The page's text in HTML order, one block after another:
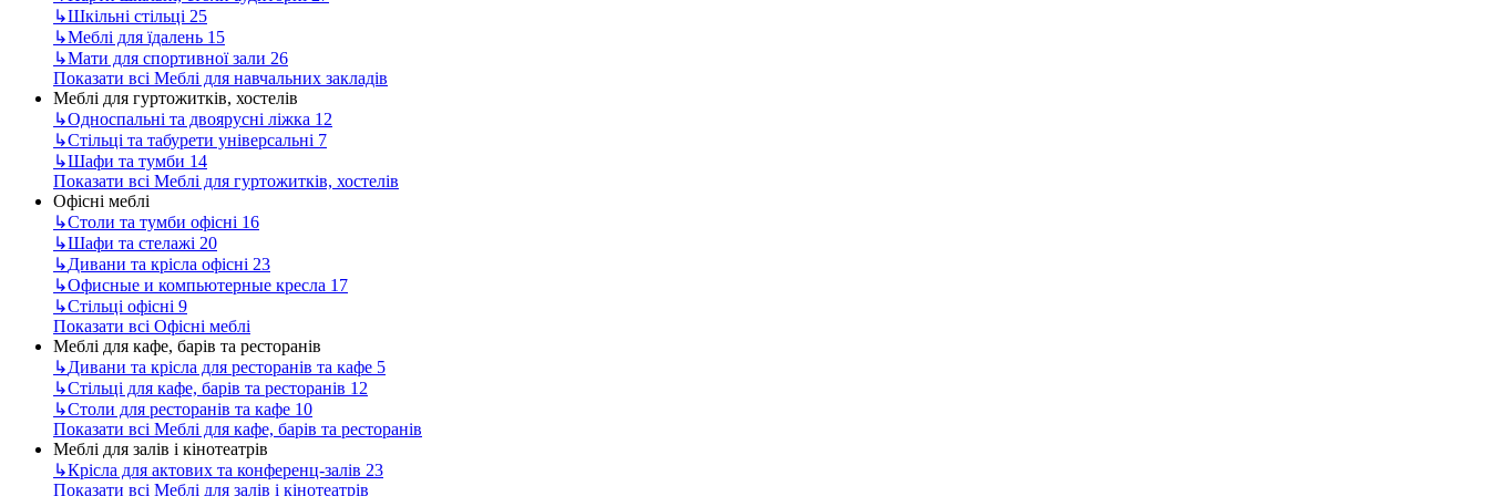
↳Шкільні стільці 25
↳Меблі для їдалень 15
↳Мати для спортивної зали 26
Показати всі Меблі для навчальних закладів
Меблі для гуртожитків, хостелів
↳Односпальні та двоярусні ліжка 12
↳Стільці та табурети універсальні 7
↳Шафи та тумби 14
Показати всі Меблі для гуртожитків, хостелів
Офісні меблі
↳Столи та тумби офісні 16
↳Шафи та стелажі 20
↳Дивани та крісла офісні 23
↳Офисные и компьютерные кресла 17
↳Стільці офісні 9
Показати всі Офісні меблі
Меблі для кафе, барів та ресторанів
↳Дивани та крісла для ресторанів та кафе 5
↳Стільці для кафе, барів та ресторанів 12
↳Столи для ресторанів та кафе 10
Показати всі Меблі для кафе, барів та ресторанів
Меблі для залів і кінотеатрів
↳Крісла для актових та конференц-залів 23
Показати всі Меблі для залів і кінотеатрів